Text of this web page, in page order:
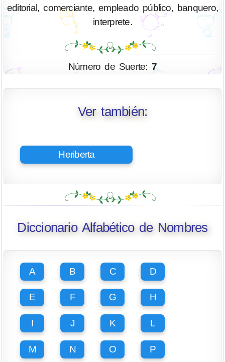
editorial, comerciante, empleado público, banquero,
interprete.
Número de Suerte: 7
Ver también:
Heriberta
Diccionario Alfabético de Nombres
A B C D
E F G H
I J K L
M N O P